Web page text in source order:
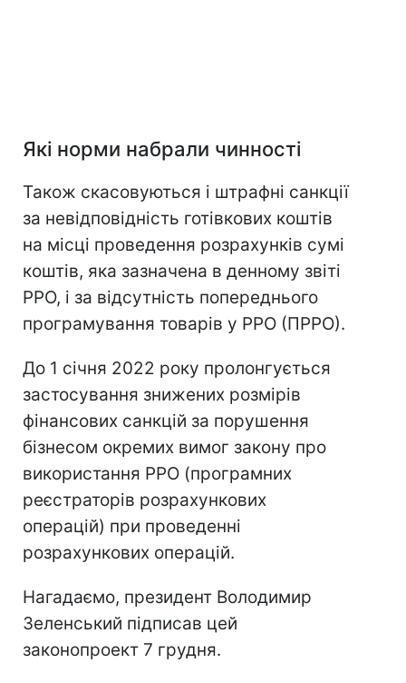
Які норми набрали чинності
Також скасовуються і штрафні санкції
за невідповідність готівкових коштів
на місці проведення розрахунків сумі
коштів, яка зазначена в денному звіті
РРО, і за відсутність попереднього
програмування товарів у РРО (ПРРО).
До 1 січня 2022 року пролонгується
застосування знижених розмірів
фінансових санкцій за порушення
бізнесом окремих вимог закону про
використання РРО (програмних
реєстраторів розрахункових
операцій) при проведенні
розрахункових операцій.
Нагадаємо, президент Володимир
Зеленський підписав цей
законопроект 7 грудня.